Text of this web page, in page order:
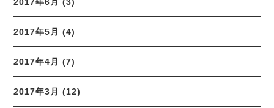
2017年5月 (4)
2017年4月 (7)
2017年3月 (12)